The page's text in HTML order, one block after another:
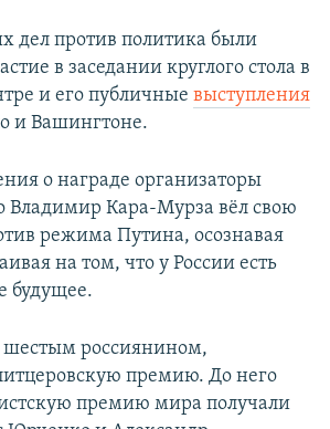
дел против политика были
в заседании круглого стола в
и его публичные выступления
и Вашингтоне.
о награде организаторы
Владимир Кара-Мурза вёл свою
режима Путина, осознавая
на том, что у России есть
будущее.
шестым россиянином,
премию. До него
премию мира получали